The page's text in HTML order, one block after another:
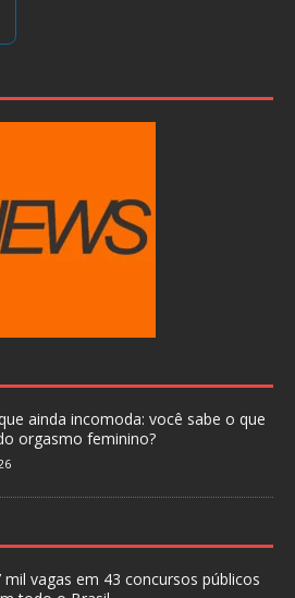
ainda incomoda: você sabe o que
orgasmo feminino?
mil vagas em 43 concursos públicos